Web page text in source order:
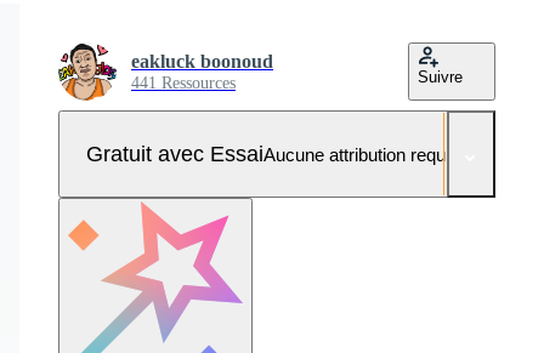
eakluck boonoud
441 Ressources Suivre
Gratuit avec EssaiAucune attribution requise